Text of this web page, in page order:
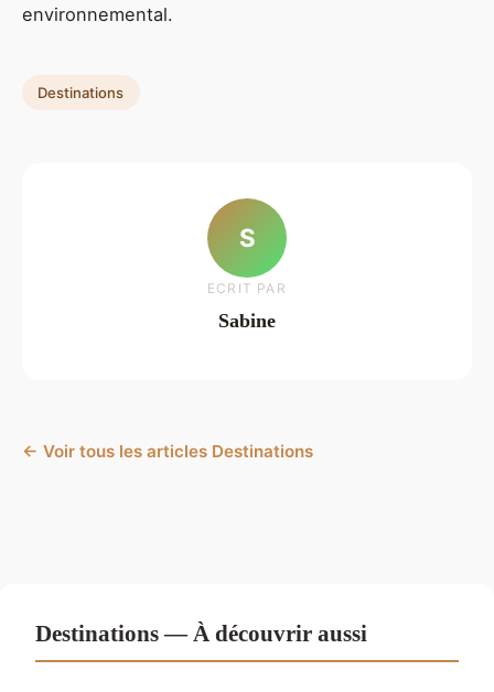
environnemental.
Destinations
S
ECRIT PAR
Sabine
← Voir tous les articles Destinations
Destinations — À découvrir aussi